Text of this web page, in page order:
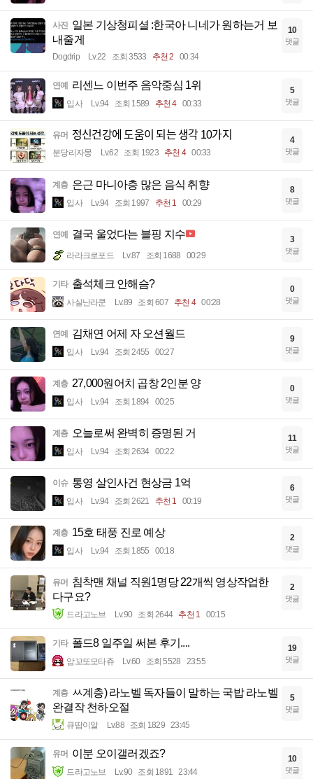
사진 일본 기상청피셜 :한국아 니네가 원하는거 보
내줄게
Dogdrip Lv.22 조회 3533 추천 2 00:34
10
댓글
연예 리센느 이번주 음악중심 1위
입사 Lv.94 조회 1589 추천 4 00:33
5
댓글
유머 정신건강에 도움이 되는 생각 10가지
분당리자몽 Lv.62 조회 1923 추천 4 00:33
4
댓글
계층 은근 마니아층 많은 음식 취향
입사 Lv.94 조회 1997 추천 1 00:29
8
댓글
연예 결국 울었다는 블핑 지수
라라크로포드 Lv.87 조회 1688 00:29
3
댓글
기타 출석체크 안해슴?
사실난라쿤 Lv.89 조회 607 추천 4 00:28
0
댓글
연예 김채연 어제 자 오션월드
입사 Lv.94 조회 2455 00:27
9
댓글
계층 27,000원어치 곱창 2인분 양
입사 Lv.94 조회 1894 00:25
0
댓글
계층 오늘로써 완벽히 증명된 거
입사 Lv.94 조회 2634 00:22
11
댓글
이슈 통영 살인사건 현상금 1억
입사 Lv.94 조회 2621 추천 1 00:19
6
댓글
계층 15호 태풍 진로 예상
입사 Lv.94 조회 1855 00:18
2
댓글
유머 침착맨 채널 직원1명당 22개씩 영상작업한
다구요?
드라고노브 Lv.90 조회 2644 추천 1 00:15
2
댓글
기타 폴드8 일주일 써본 후기....
암꼬또모타쥬 Lv.60 조회 5528 23:55
19
댓글
계층 ㅆ계층) 라노벨 독자들이 말하는 국밥 라노벨
완결작 천하오절
큐땁이알 Lv.88 조회 1829 23:45
5
댓글
유머 이분 오이갤러겠죠?
드라고노브 Lv.90 조회 1891 23:44
10
댓글